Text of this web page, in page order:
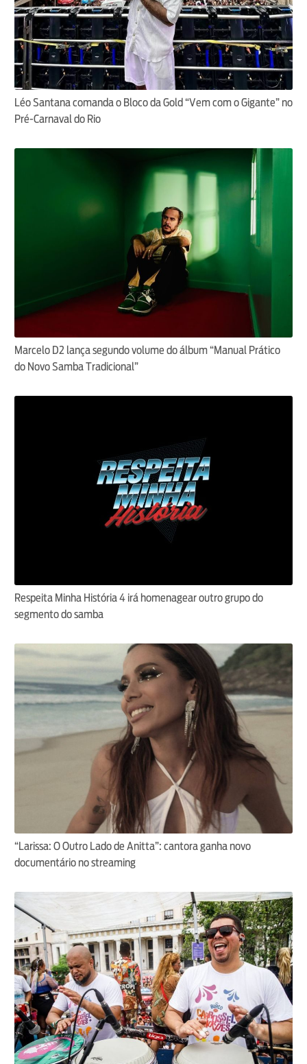
Léo Santana comanda o Bloco da Gold “Vem com o Gigante” no
Pré-Carnaval do Rio
Marcelo D2 lança segundo volume do álbum “Manual Prático
do Novo Samba Tradicional”
Respeita Minha História 4 irá homenagear outro grupo do
segmento do samba
“Larissa: O Outro Lado de Anitta”: cantora ganha novo
documentário no streaming